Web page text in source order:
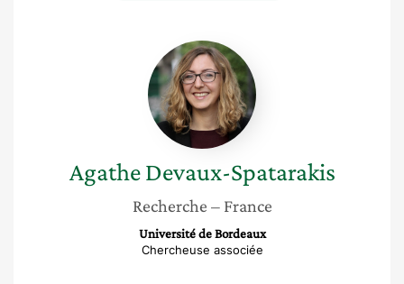
Agathe
Devaux-
Spatarakis
Agathe Devaux-Spatarakis
Recherche – France
Université de Bordeaux
Chercheuse associée